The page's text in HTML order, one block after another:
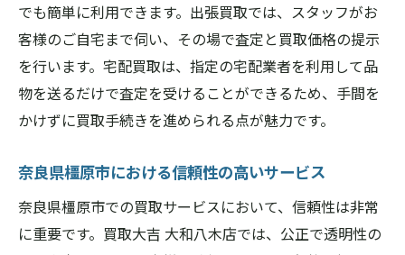
でも簡単に利用できます。出張買取では、スタッフがお
客様のご自宅まで伺い、その場で査定と買取価格の提示
を行います。宅配買取は、指定の宅配業者を利用して品
物を送るだけで査定を受けることができるため、手間を
かけずに買取手続きを進められる点が魅力です。
奈良県橿原市における信頼性の高いサービス
奈良県橿原市での買取サービスにおいて、信頼性は非常
に重要です。買取大吉 大和八木店では、公正で透明性の